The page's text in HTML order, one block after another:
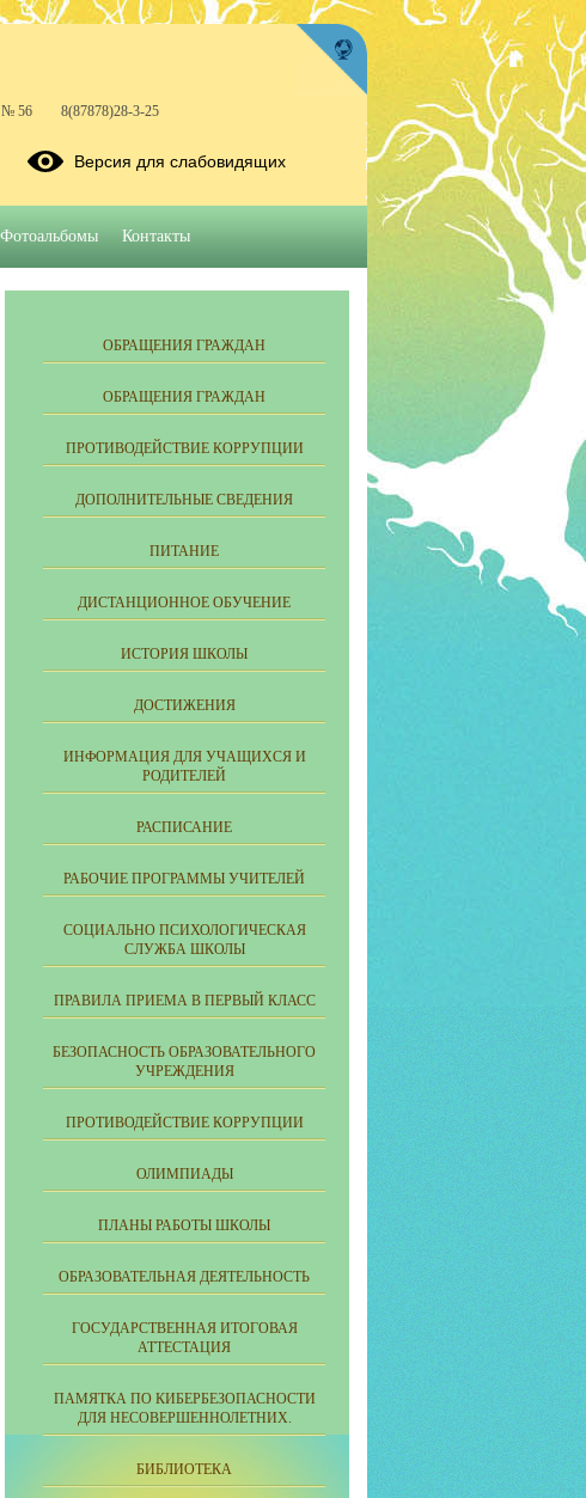
ОБРАЩЕНИЯ ГРАЖДАН
ОБРАЩЕНИЯ ГРАЖДАН
ПРОТИВОДЕЙСТВИЕ КОРРУПЦИИ
ДОПОЛНИТЕЛЬНЫЕ СВЕДЕНИЯ
ПИТАНИЕ
ДИСТАНЦИОННОЕ ОБУЧЕНИЕ
ИСТОРИЯ ШКОЛЫ
ДОСТИЖЕНИЯ
ИНФОРМАЦИЯ ДЛЯ УЧАЩИХСЯ И
РОДИТЕЛЕЙ
РАСПИСАНИЕ
РАБОЧИЕ ПРОГРАММЫ УЧИТЕЛЕЙ
СОЦИАЛЬНО ПСИХОЛОГИЧЕСКАЯ
СЛУЖБА ШКОЛЫ
ПРАВИЛА ПРИЕМА В ПЕРВЫЙ КЛАСС
БЕЗОПАСНОСТЬ ОБРАЗОВАТЕЛЬНОГО
УЧРЕЖДЕНИЯ
ПРОТИВОДЕЙСТВИЕ КОРРУПЦИИ
ОЛИМПИАДЫ
ПЛАНЫ РАБОТЫ ШКОЛЫ
ОБРАЗОВАТЕЛЬНАЯ ДЕЯТЕЛЬНОСТЬ
ГОСУДАРСТВЕННАЯ ИТОГОВАЯ
АТТЕСТАЦИЯ
ПАМЯТКА ПО КИБЕРБЕЗОПАСНОСТИ
ДЛЯ НЕСОВЕРШЕННОЛЕТНИХ.
БИБЛИОТЕКА
№ 56 8(87878)28-3-25
Версия для слабовидящих
Фотоальбомы Контакты